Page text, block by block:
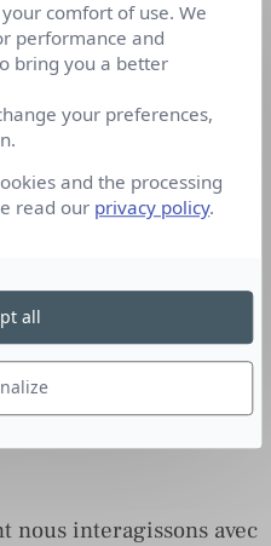
certes, mais aussi
la vie : une
événement, une
bonnes idées sont
pas. Vivre en autarcie
Blanc
nous interagissons avec
comfort of use. We
performance and
bring you a better
your preferences,
and the processing
read our privacy policy.
all